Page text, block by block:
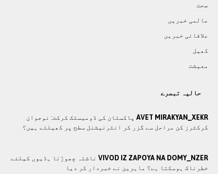
صحت
عالمی خبريں
علاقائی خبريں
کھيل
معيشت
حالیہ تبصرے
AVET MIRAKYAN_XEKR پاکستان کی ڈومیسٹک کرکٹ: نوجوان
کرکٹرز کن مراحل سے گزر کر انٹرنیشنل سطح پر کھیلتے ہیں؟
VIVOD IZ ZAPOYA NA DOMY_NZER ناشتہ چھوڑنا ہڈیوں کیلئے
خطرناک ہوسکتا ہے؟ ماہرین نے خبردار کر دیا